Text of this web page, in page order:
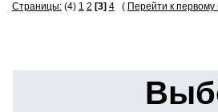
Страницы:(4) 1 2 [3] 4 ( Перейти к